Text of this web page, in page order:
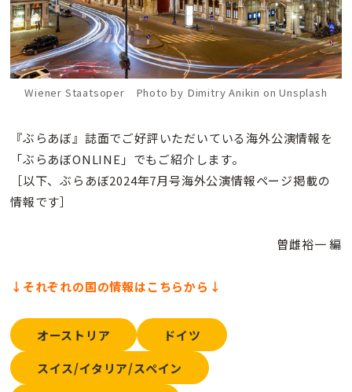
Wiener Staatsoper Photo by Dimitry Anikin on Unsplash
『ぶらあぼ』誌面でご好評いただいている海外公演情報を
「ぶらあぼONLINE」でもご紹介します。
［以下、ぶらあぼ2024年7月号海外公演情報ページ掲載の
情報です］
曽雌裕一 編
↓それぞれの国の情報はこちらから↓
オーストリア
ドイツ
スイス/イタリア/スペイン